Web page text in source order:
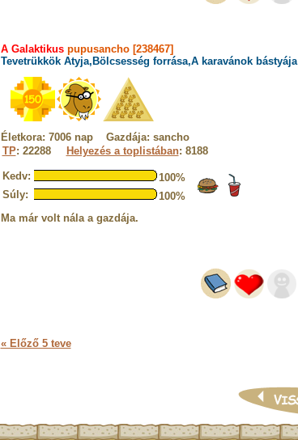
A Galaktikuspupusancho [238467]
Tevetrükkök Atyja,Bölcsesség forrása,A karavánok bástyája
Életkora: 7006 nap Gazdája: sancho
TP: 22288 Helyezés a toplistában: 8188
Kedv:
100%
Súly:
100%
Ma már volt nála a gazdája.
« Előző 5 teve